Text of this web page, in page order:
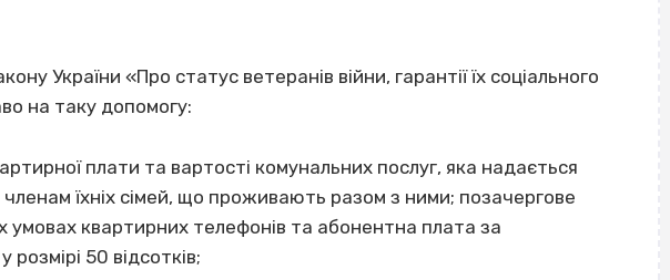
України «Про статус ветеранів війни, гарантії їх соціального
на таку допомогу:
плати та вартості комунальних послуг, яка надається
їхніх сімей, що проживають разом з ними; позачергове
умовах квартирних телефонів та абонентна плата за
50 відсотків;